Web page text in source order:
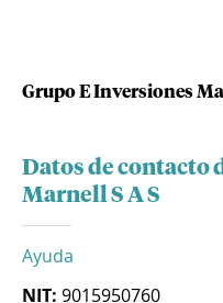
Grupo E Inversiones
Datos de contacto
Marnell S A S
Ayuda
NIT: 9015950760